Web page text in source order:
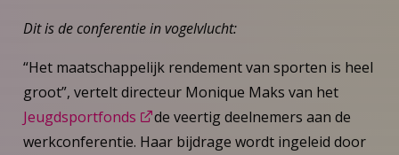
Dit is de conferentie in vogelvlucht:
“Het maatschappelijk rendement van sporten is heel
groot”, vertelt directeur Monique Maks van het
Jeugdsportfonds
de veertig deelnemers aan de
werkconferentie. Haar bijdrage wordt ingeleid door